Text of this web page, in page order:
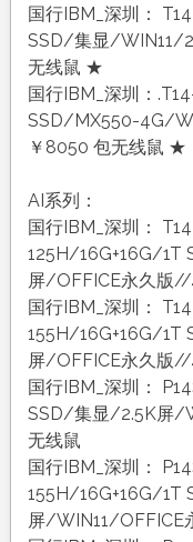
国行IBM_深圳：
SSD/集显/WIN11/
无线鼠 ★
国行IBM_深圳：
SSD/MX550-4G/
￥8050 包无线鼠 ★
AI系列：
国行IBM_深圳：
125H/16G+16G/
屏/OFFICE永久版
国行IBM_深圳：
155H/16G+16G/
屏/OFFICE永久版
国行IBM_深圳：
SSD/集显/2.5K屏/
无线鼠
国行IBM_深圳：
155H/16G+16G/1T
屏/WIN11/OFFICE